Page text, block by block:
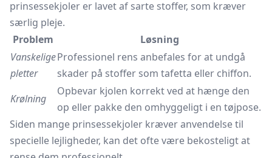
prinsessekjoler er lavet af sarte stoffer, som kræver
særlig pleje.
Problem
Løsning
Vanskelige
pletter
Professionel rens anbefales for at undgå
skader på stoffer som tafetta eller chiffon.
Krølning
Opbevar kjolen korrekt ved at hænge den
op eller pakke den omhyggeligt i en tøjpose.
Siden mange prinsessekjoler kræver anvendelse til
specielle lejligheder, kan det ofte være bekosteligt at